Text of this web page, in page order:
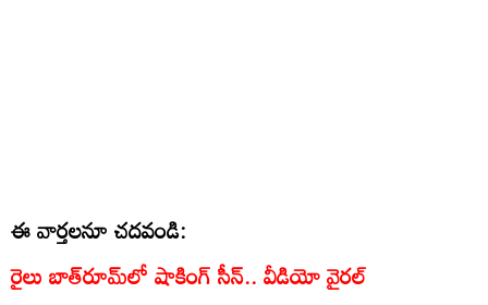
ఈ వార్తలనూ చదవండి:
రైలు బాత్‌రూమ్‌లో షాకింగ్ సీన్.. వీడియో వైరల్